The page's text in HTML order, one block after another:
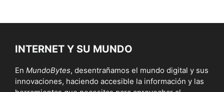
INTERNET Y SU MUNDO
En MundoBytes, desentrañamos el mundo digital y sus
innovaciones, haciendo accesible la información y las